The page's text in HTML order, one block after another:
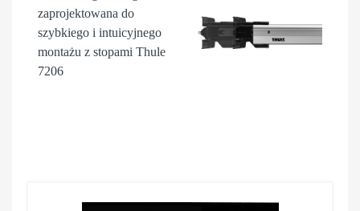
zaprojektowana do
szybkiego i intuicyjnego
montażu z stopami Thule
7206